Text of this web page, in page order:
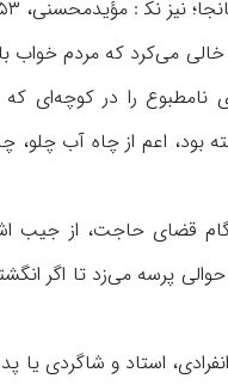
می‌کرد که مردم خواب
بود، اعم از چاه آب
قضای حاجت، از جیب
پرسه می‌زد تا اگر
استاد و شاگردی